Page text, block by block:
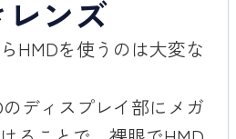
ンズ
HMDを使うのは大変な
ディスプレイ部にメガ